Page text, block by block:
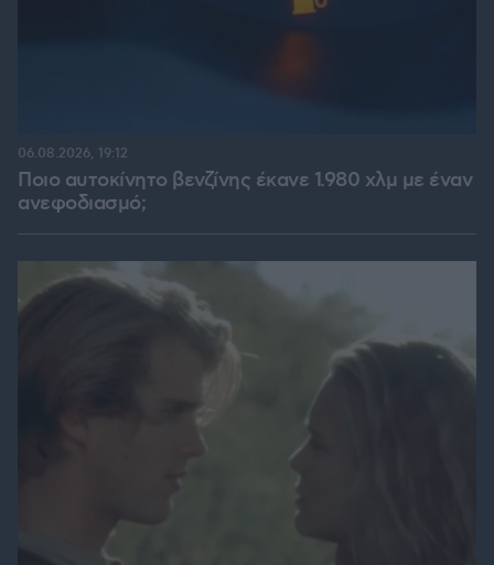
Ποιο αυτοκίνητο βενζίνης έκανε 1.980 χλμ με έναν
ανεφοδιασμό;
06.08.2026, 19:12